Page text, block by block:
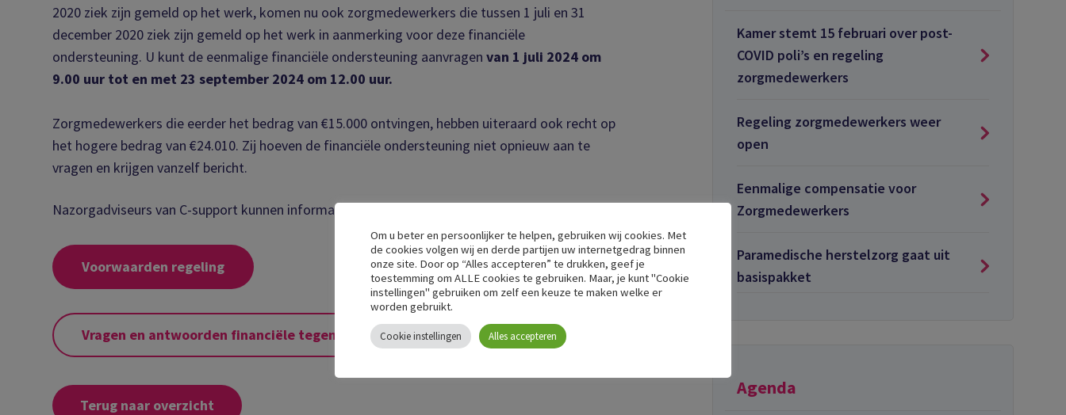
2020 ziek zijn gemeld op het werk, komen nu ook zorgmedewerkers die tussen 1 juli en 31
december 2020 ziek zijn gemeld op het werk in aanmerking voor deze financiële
ondersteuning. U kunt de eenmalige financiële ondersteuning aanvragen van 1 juli 2024 om
9.00 uur tot en met 23 september 2024 om 12.00 uur.
Zorgmedewerkers die eerder het bedrag van €15.000 ontvingen, hebben uiteraard ook recht op
het hogere bedrag van €24.010. Zij hoeven de financiële ondersteuning niet opnieuw aan te
vragen en krijgen vanzelf bericht.
Nazorgadviseurs van C-support kunnen informatie en advies geven over deze regeling.
Voorwaarden regeling
Vragen en antwoorden financiële tegemoetkoming – FNV
Terug naar overzicht
Kamer stemt 15 februari over post-
COVID poli’s en regeling
zorgmedewerkers
Regeling zorgmedewerkers weer
open
Eenmalige compensatie voor
Zorgmedewerkers
Paramedische herstelzorg gaat uit
basispakket
Agenda
Om u beter en persoonlijker te helpen, gebruiken wij cookies. Met
de cookies volgen wij en derde partijen uw internetgedrag binnen
onze site. Door op “Alles accepteren” te drukken, geef je
toestemming om ALLE cookies te gebruiken. Maar, je kunt "Cookie
instellingen" gebruiken om zelf een keuze te maken welke er
worden gebruikt.
Cookie instellingen Alles accepteren